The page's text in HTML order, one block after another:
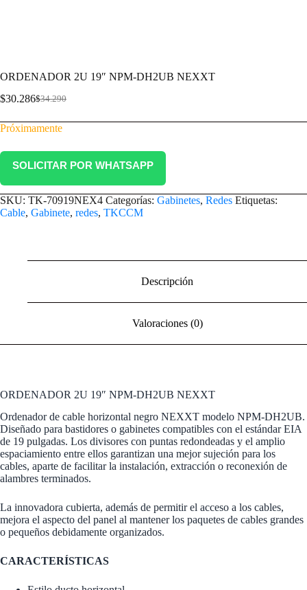
ORDENADOR 2U 19″ NPM-DH2UB NEXXT
$34.290
$30.286
Próximamente
SOLICITAR POR WHATSAPP
SKU: TK-70919NEX4 Categorías: Gabinetes, Redes Etiquetas:
Cable, Gabinete, redes, TKCCM
Descripción
Valoraciones (0)
ORDENADOR 2U 19″ NPM-DH2UB NEXXT
Ordenador de cable horizontal negro NEXXT modelo NPM-DH2UB.
Diseñado para bastidores o gabinetes compatibles con el estándar EIA
de 19 pulgadas. Los divisores con puntas redondeadas y el amplio
espaciamiento entre ellos garantizan una mejor sujeción para los
cables, aparte de facilitar la instalación, extracción o reconexión de
alambres terminados.
La innovadora cubierta, además de permitir el acceso a los cables,
mejora el aspecto del panel al mantener los paquetes de cables grandes
o pequeños debidamente organizados.
CARACTERÍSTICAS